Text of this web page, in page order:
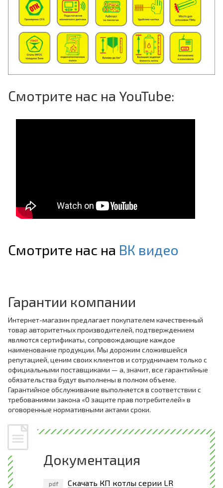
Смотрите нас на YouTube:
Смотрите нас на ВК видео
Гарантии компании
Интернет-магазин предлагает покупателем качественный
товар авторитетных производителей, подтверждением
являются сертификаты, сопровождающие каждое
наименование продукции. Мы дорожим сложившейся
репутацией, ценим своих клиентов и сотрудничаем только с
официальными поставщиками — а, значит, все гарантийные
обязательства будут выполнены в полном объеме.
Гарантийное обслуживание выполняется в соответствии с
требованиями закона «О защите прав потребителей» в
оговоренные нормативными актами сроки.
Документация
pdf Скачать КП котлы серии LR